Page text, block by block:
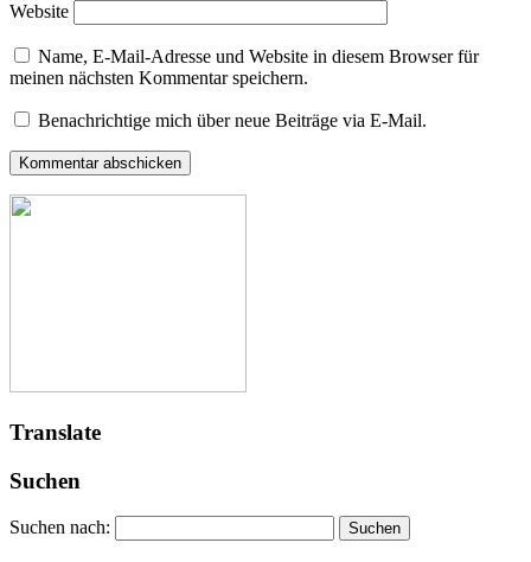
Website
Name, E-Mail-Adresse und Website in diesem Browser für
meinen nächsten Kommentar speichern.
Benachrichtige mich über neue Beiträge via E-Mail.
Translate
Suchen
Suchen nach: